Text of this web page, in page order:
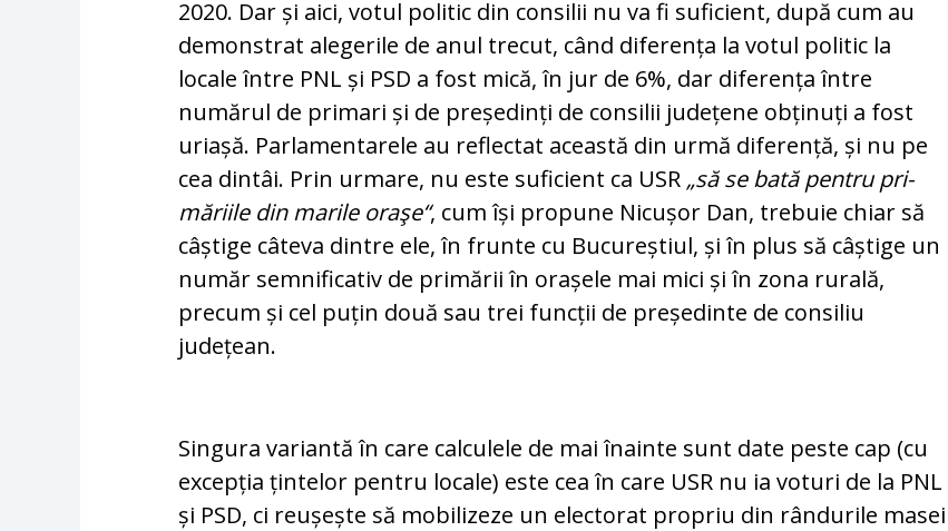
2020. Dar și aici, votul politic din consilii nu va fi suficient, după cum au
de­monstrat alegerile de anul trecut, când diferența la votul politic la
locale între PNL și PSD a fost mică, în jur de 6%, dar diferența între
numărul de primari și de președinți de consilii județene ob­ți­nuți a fost
uriașă. Parlamentarele au re­flectat această din urmă diferență, și nu pe
cea dintâi. Prin urmare, nu este su­ficient ca USR „să se bată pentru pri­
măriile din marile oraşe“, cum își pro­pune Nicușor Dan, trebuie chiar să
câș­tige câteva dintre ele, în frunte cu Bu­cu­reștiul, și în plus să câștige un
număr sem­nificativ de primării în orașele mai mici și în zona rurală,
precum și cel pu­țin două sau trei funcții de președinte de consiliu
județean.
Singura variantă în care calculele de mai înainte sunt date peste cap (cu
excepția țintelor pentru locale) este cea în care USR nu ia voturi de la PNL
și PSD, ci reu­șește să mobilizeze un electorat propriu din rândurile masei